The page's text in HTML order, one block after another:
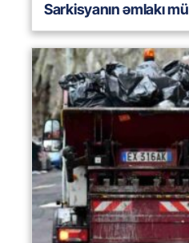
Sarkisyanın əmlakı